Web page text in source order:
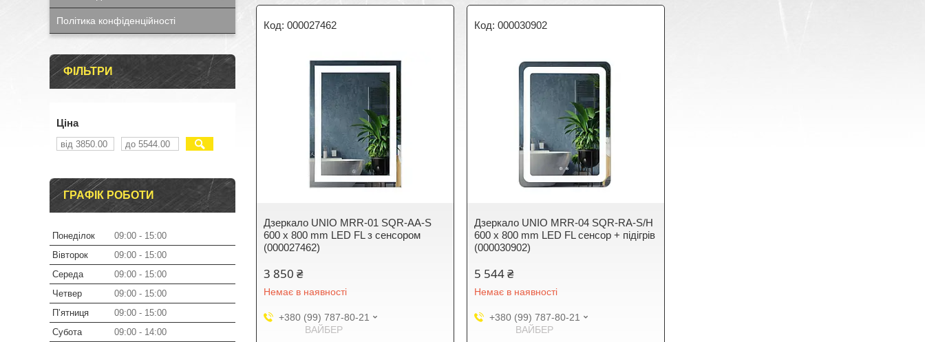
000027462
Дзеркало UNIO MRR-01 SQR-AA-S
600 x 800 mm LED FL з сенсором
(000027462)
3 850 ₴
Немає в наявності
+380 (99) 787-80-21
ВАЙБЕР
000030902
Дзеркало UNIO MRR-04 SQR-RA-S/H
600 x 800 mm LED FL сенсор + підігрів
(000030902)
5 544 ₴
Немає в наявності
+380 (99) 787-80-21
ВАЙБЕР
Політика конфіденційності
ФІЛЬТРИ
Ціна
ГРАФІК РОБОТИ
Понеділок 09:00
15:00
Вівторок
09:00
15:00
Середа
09:00
15:00
Четвер
09:00
15:00
Пʼятниця
09:00
15:00
Субота
09:00
14:00